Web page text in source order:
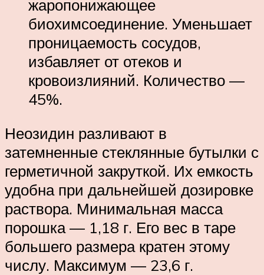
жаропонижающее
биохимсоединение. Уменьшает
проницаемость сосудов,
избавляет от отеков и
кровоизлияний. Количество —
45%.
Неозидин разливают в
затемненные стеклянные бутылки с
герметичной закруткой. Их емкость
удобна при дальнейшей дозировке
раствора. Минимальная масса
порошка — 1,18 г. Его вес в таре
большего размера кратен этому
числу. Максимум — 23,6 г.